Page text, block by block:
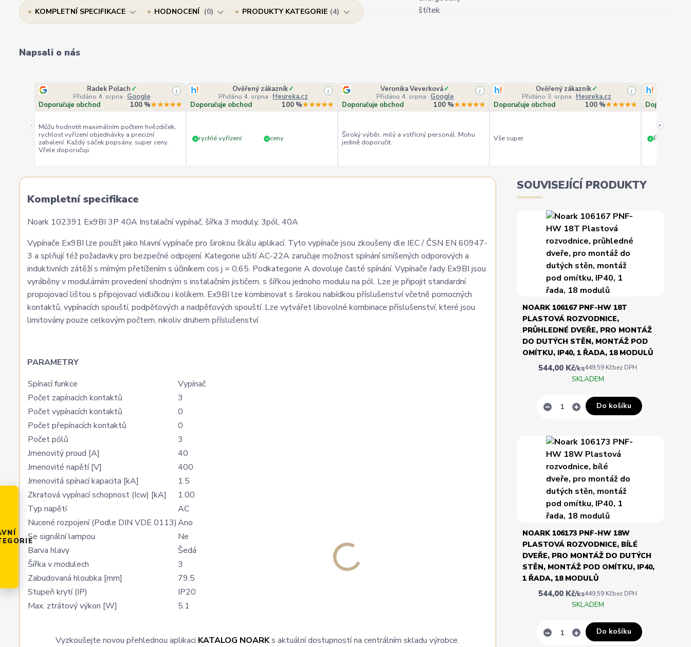
KOMPLETNÍ SPECIFIKACE HODNOCENÍ 0 PRODUKTY KATEGORIE 4
Napsali o nás
«
Radek Polach ✓
Přidáno 4. srpna · Google
i
Doporučuje obchod 100 %★★★★★
Můžu hodnotit maximálním počtem hvězdiček,
rychlost vyřízení objednávky a precizní
zabalení. Každý sáček popsány, super ceny.
Vřele doporučuji
Ověřený zákazník✓
Přidáno 4. srpna · Heureka.cz
i
Doporučuje obchod 100 %★★★★★
+ rychlé vyřízení + ceny
Veronika Veverková✓
Přidáno 4. srpna · Google
i
Doporučuje obchod 100 %★★★★★
Široký výběr, milý a vstřícný personál. Mohu
jedině doporučit.
Ověřený zákazník✓
Přidáno 3. srpna · Heureka.cz
i
Doporučuje obchod 100 %★★★★★
Vše super
Doporučuje
+ PERFEKTNÍ
»
Kompletní specifikace
Noark 102391 Ex9BI 3P 40A Instalační vypínač, šířka 3 moduly, 3pól, 40A
Vypínače Ex9BI lze použít jako hlavní vypínače pro širokou škálu aplikací. Tyto vypínače jsou zkoušeny dle IEC / ČSN EN 60947-
3 a splňují též požadavky pro bezpečné odpojení. Kategorie užití AC-22A zaručuje možnost spínání smíšených odporových a
induktivních zátěží s mírným přetížením s účiníkem cos j = 0,65. Podkategorie A dovoluje časté spínání. Vypínače řady Ex9BI jsou
vyráběny v modulárním provedení shodným s instalačním jističem, s šířkou jednoho modulu na pól. Lze je připojit standardní
propojovací lištou s připojovací vidličkou i kolíkem. Ex9BI lze kombinovat s širokou nabídkou příslušenství včetně pomocných
kontaktů, vypínacích spouští, podpěťových a nadpěťových spouští. Lze vytvářet libovolné kombinace příslušenství, které jsou
limitovány pouze celkovým počtem, nikoliv druhem příslušenství.
PARAMETRY
Spínací funkce
Vypínač
Počet zapínacích kontaktů
3
Počet vypínacích kontaktů
0
Počet přepínacích kontaktů
0
Počet pólů
3
Jmenovitý proud [A]
40
Jmenovité napětí [V]
400
Jmenovitá spínací kapacita [kA]
1.5
Zkratová vypínací schopnost (Icw) [kA]
1.00
Typ napětí
AC
Nucené rozpojení (Podle DIN VDE 0113)Ano
Se signální lampou
Ne
Barva hlavy
Šedá
Šířka v modulech
3
Zabudovaná hloubka [mm]
79.5
Stupeň krytí (IP)
IP20
Max. ztrátový výkon [W]
5.1
Vyzkoušejte novou přehlednou aplikaci KATALOG NOARKs aktuální dostupností na centrálním skladu výrobce.
SOUVISEJÍCÍ PRODUKTY
NOARK 106167 PNF-HW 18T
PLASTOVÁ ROZVODNICE,
PRŮHLEDNÉ DVEŘE, PRO MONTÁŽ
DO DUTÝCH STĚN, MONTÁŽ POD
OMÍTKU, IP40, 1 ŘADA, 18 MODULŮ
544,00 Kč/ks449,59 Kčbez DPH
SKLADEM
Do košíku
NOARK 106173 PNF-HW 18W
PLASTOVÁ ROZVODNICE, BÍLÉ
DVEŘE, PRO MONTÁŽ DO DUTÝCH
STĚN, MONTÁŽ POD OMÍTKU, IP40,
1 ŘADA, 18 MODULŮ
544,00 Kč/ks449,59 Kčbez DPH
SKLADEM
Do košíku